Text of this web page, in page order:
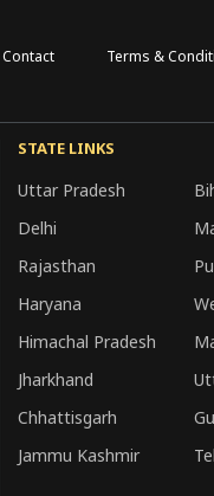
Contact Terms &
STATE LINKS
Uttar Pradesh
Delhi
Rajasthan
Haryana
Himachal Pradesh
Jharkhand
Chhattisgarh
Jammu Kashmir